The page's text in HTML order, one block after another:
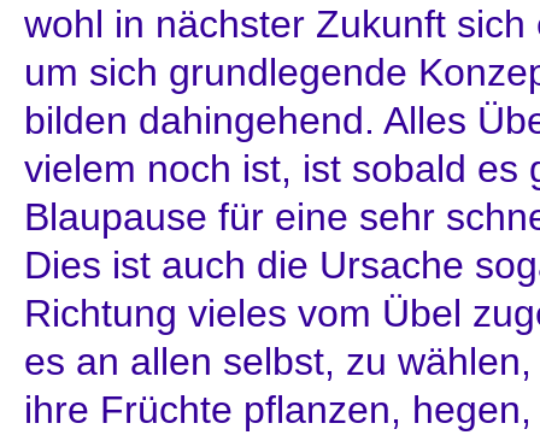
wohl in nächster Zukunft
um sich grundlegende
bilden dahingehend. Alles
vielem noch ist, ist sobald es
Blaupause für eine sehr
Dies ist auch die Ursache
Richtung vieles vom Übel
es an allen selbst, zu
ihre Früchte pflanzen,